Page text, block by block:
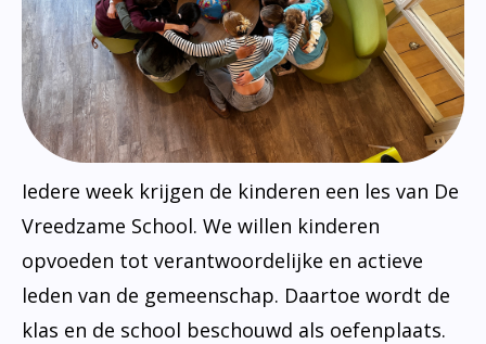
Iedere week krijgen de kinderen een les van De
Vreedzame School. We willen kinderen
opvoeden tot verantwoordelijke en actieve
leden van de gemeenschap. Daartoe wordt de
klas en de school beschouwd als oefenplaats.